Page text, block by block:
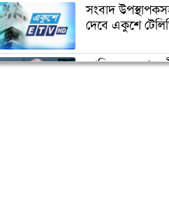
ডিসির বাসভবনে
সংবাদ
দেবে একুশে
জাতিসংঘের